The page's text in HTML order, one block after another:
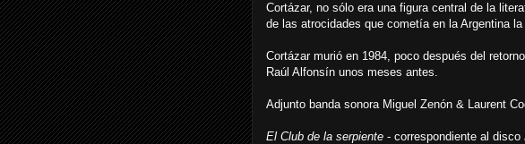
Cortázar, no sólo era una figura central de la
de las atrocidades que cometía en la Argentina
Cortázar murió en 1984, poco después del
Raúl Alfonsín unos meses antes.
Adjunto banda sonora Miguel Zenón & Laurent
El Club de la serpiente - correspondiente al disco